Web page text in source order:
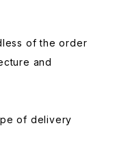
of the order
and
of delivery